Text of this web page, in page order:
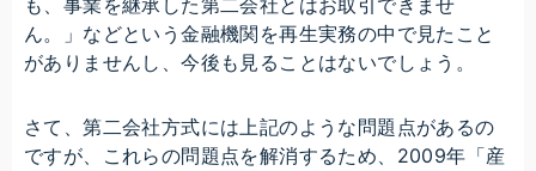
も、事業を継承した第二会社とはお取引できませ
ん。」などという金融機関を再生実務の中で見たこと
がありませんし、今後も見ることはないでしょう。
さて、第二会社方式には上記のような問題点があるの
ですが、これらの問題点を解消するため、2009年「産